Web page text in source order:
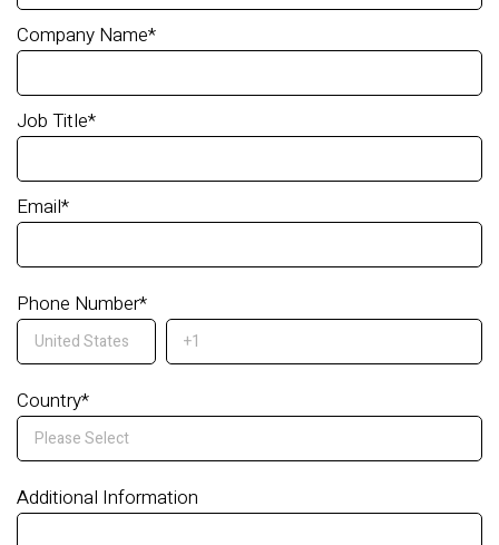
Company Name*
Job Title*
Email*
Phone Number*
Country*
Additional Information